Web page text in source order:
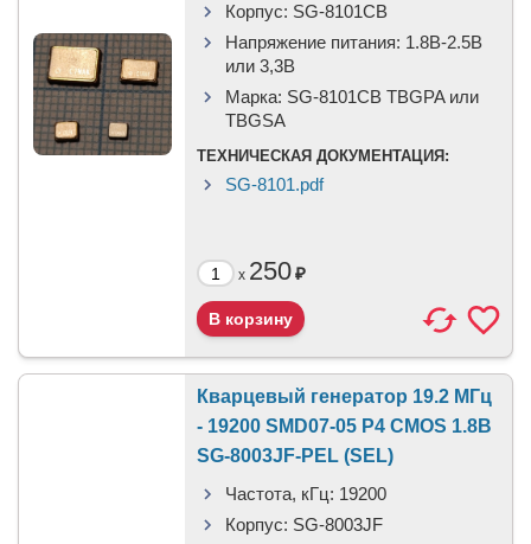
Корпус: SG-8101CB
Напряжение питания: 1.8В-2.5B
или 3,3B
Марка: SG-8101CB TBGPA или
TBGSA
ТЕХНИЧЕСКАЯ ДОКУМЕНТАЦИЯ:
SG-8101.pdf
x 250₽
Кварцевый генератор 19.2 МГц
- 19200 SMD07-05 P4 CMOS 1.8В
SG-8003JF-PEL (SEL)
Частота, кГц: 19200
Корпус: SG-8003JF